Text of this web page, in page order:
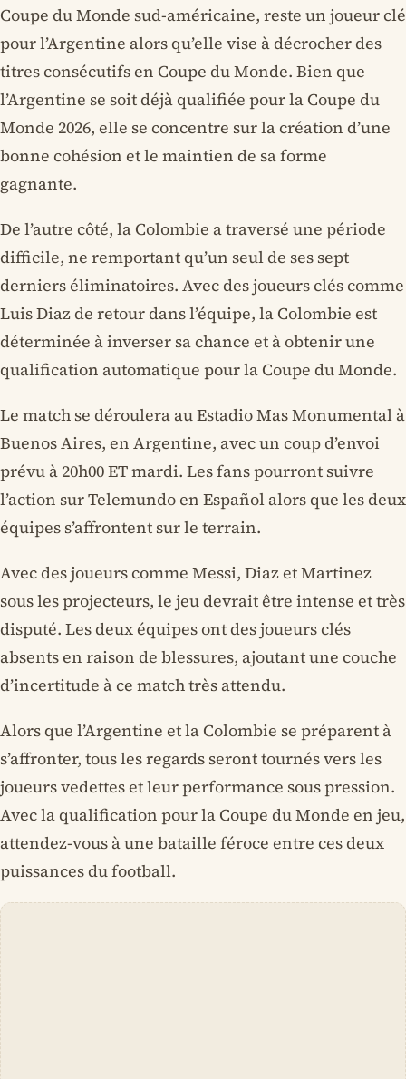
Coupe du Monde sud-américaine, reste un joueur clé
pour l’Argentine alors qu’elle vise à décrocher des
titres consécutifs en Coupe du Monde. Bien que
l’Argentine se soit déjà qualifiée pour la Coupe du
Monde 2026, elle se concentre sur la création d’une
bonne cohésion et le maintien de sa forme
gagnante.
De l’autre côté, la Colombie a traversé une période
difficile, ne remportant qu’un seul de ses sept
derniers éliminatoires. Avec des joueurs clés comme
Luis Diaz de retour dans l’équipe, la Colombie est
déterminée à inverser sa chance et à obtenir une
qualification automatique pour la Coupe du Monde.
Le match se déroulera au Estadio Mas Monumental à
Buenos Aires, en Argentine, avec un coup d’envoi
prévu à 20h00 ET mardi. Les fans pourront suivre
l’action sur Telemundo en Español alors que les deux
équipes s’affrontent sur le terrain.
Avec des joueurs comme Messi, Diaz et Martinez
sous les projecteurs, le jeu devrait être intense et très
disputé. Les deux équipes ont des joueurs clés
absents en raison de blessures, ajoutant une couche
d’incertitude à ce match très attendu.
Alors que l’Argentine et la Colombie se préparent à
s’affronter, tous les regards seront tournés vers les
joueurs vedettes et leur performance sous pression.
Avec la qualification pour la Coupe du Monde en jeu,
attendez-vous à une bataille féroce entre ces deux
puissances du football.